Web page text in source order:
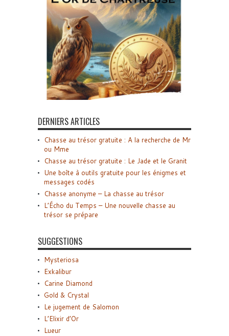
DERNIERS ARTICLES
Chasse au trésor gratuite : A la recherche de Mr
ou Mme
Chasse au trésor gratuite : Le Jade et le Granit
Une boîte à outils gratuite pour les énigmes et
messages codés
Chasse anonyme – La chasse au trésor
L’Écho du Temps – Une nouvelle chasse au
trésor se prépare
SUGGESTIONS
Mysteriosa
Exkalibur
Carine Diamond
Gold & Crystal
Le jugement de Salomon
L’Elixir d’Or
Lueur